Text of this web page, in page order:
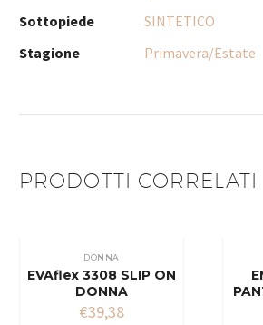
Sottopiede
SINTETICO
Stagione
Primavera/Estate
PRODOTTI CORRELATI
DONNA
EVAflex 3308 SLIP ON
DONNA
€39,38